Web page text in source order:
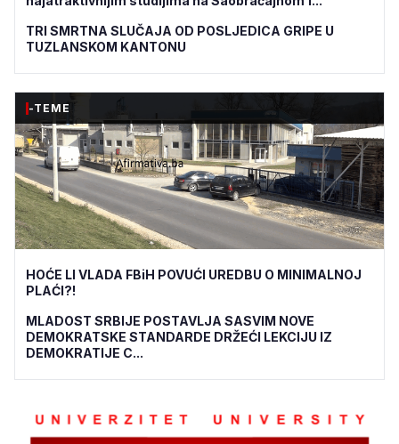
TRI SMRTNA SLUČAJA OD POSLJEDICA GRIPE U
TUZLANSKOM KANTONU
-TEME
HOĆE LI VLADA FBiH POVUĆI UREDBU O MINIMALNOJ
PLAĆI?!
MLADOST SRBIJE POSTAVLJA SASVIM NOVE
DEMOKRATSKE STANDARDE DRŽEĆI LEKCIJU IZ
DEMOKRATIJE C...